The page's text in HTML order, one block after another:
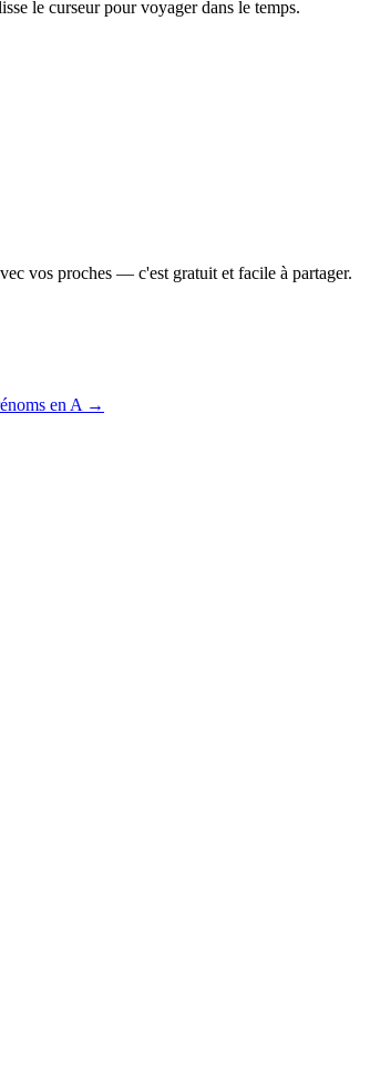
le curseur pour voyager dans le temps.
vos proches — c'est gratuit et facile à partager.
en A →